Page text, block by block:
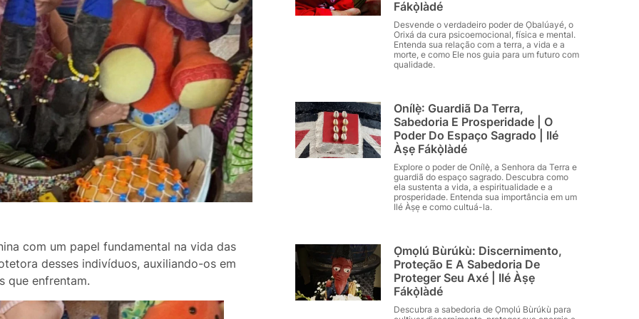
com um papel fundamental na vida das
desses indivíduos, auxiliando-os em
que enfrentam.
Fákọ̀làdé
Desvende o verdadeiro poder de Ọbalúayé, o
Orixá da cura psicoemocional, física e mental.
Entenda sua relação com a terra, a vida e a
morte, e como Ele nos guia para um futuro com
qualidade.
Onílẹ̀: Guardiã Da Terra,
Sabedoria E Prosperidade | O
Poder Do Espaço Sagrado | Ilé
Àṣẹ Fákọ̀làdé
Explore o poder de Onílẹ̀, a Senhora da Terra e
guardiã do espaço sagrado. Descubra como
ela sustenta a vida, a espiritualidade e a
prosperidade. Entenda sua importância em um
Ilé Àṣe̩ e como cultuá-la.
Ọmọlú Bùrúkù: Discernimento,
Proteção E A Sabedoria De
Proteger Seu Axé | Ilé Àṣẹ
Fákọ̀làdé
Descubra a sabedoria de Ọmọlú Bùrúkù para